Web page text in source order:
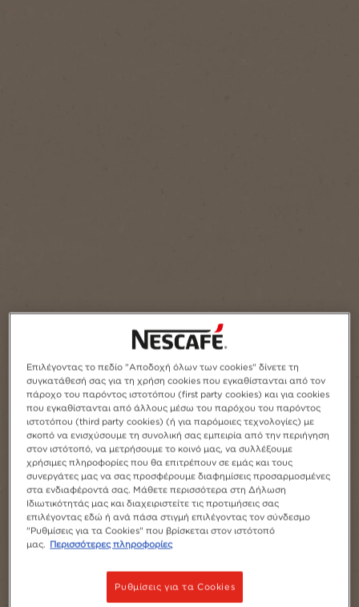
Επιλέγοντας το πεδίο "Αποδοχή όλων των cookies" δίνετε τη
συγκατάθεσή σας για τη χρήση cookies που εγκαθίστανται από τον
πάροχο του παρόντος ιστοτόπου (first party cookies) και για cookies
που εγκαθίστανται από άλλους μέσω του παρόχου του παρόντος
ιστοτόπου (third party cookies) (ή για παρόμοιες τεχνολογίες) με
σκοπό να ενισχύσουμε τη συνολική σας εμπειρία από την περιήγηση
στον ιστότοπό, να μετρήσουμε το κοινό μας, να συλλέξουμε
χρήσιμες πληροφορίες που θα επιτρέπουν σε εμάς και τους
συνεργάτες μας να σας προσφέρουμε διαφημίσεις προσαρμοσμένες
στα ενδιαφέροντά σας. Μάθετε περισσότερα στη Δήλωση
Ιδιωτικότητάς μας και διαχειριστείτε τις προτιμήσεις σας
επιλέγοντας εδώ ή ανά πάσα στιγμή επιλέγοντας τον σύνδεσμο
"Ρυθμίσεις για τα Cookies" που βρίσκεται στον ιστότοπό
μας. Περισσότερες πληροφορίες
Ρυθμίσεις για τα Cookies